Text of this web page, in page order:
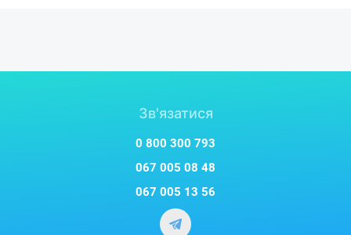
Зв'язатися
0 800 300 793
067 005 08 48
067 005 13 56